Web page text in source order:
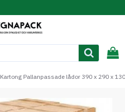
Kartong Pallanpassade lådor 390 x 290 x